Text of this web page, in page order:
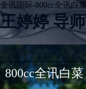
王婷婷 导
全讯国际-800cc全讯白菜
800cc全讯白菜